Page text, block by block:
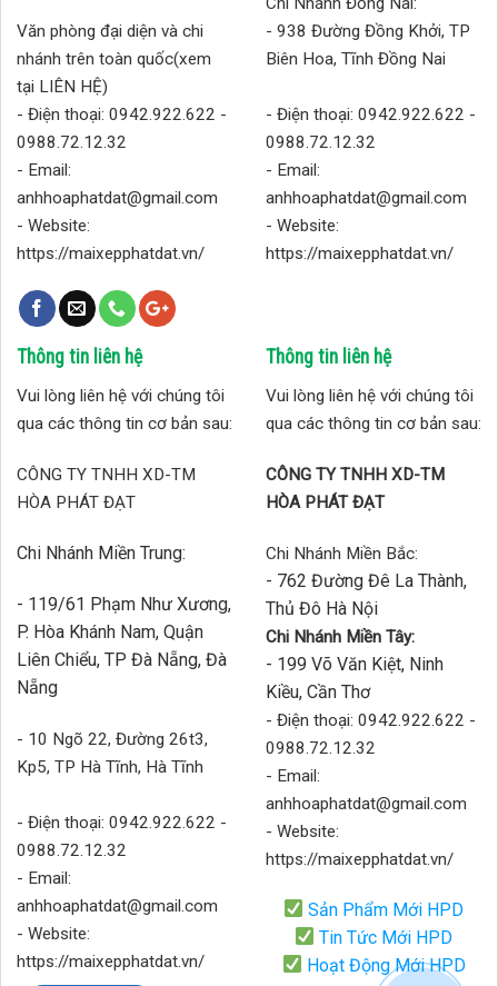
Văn phòng đại diện và chi
nhánh trên toàn quốc(xem
tại LIÊN HỆ)
- Điện thoại: 0942.922.622 -
0988.72.12.32
- Email:
anhhoaphatdat@gmail.com
- Website:
https://maixepphatdat.vn/
- 938 Đường Đồng Khởi, TP
Biên Hoa, Tĩnh Đồng Nai
- Điện thoại: 0942.922.622 -
0988.72.12.32
- Email:
anhhoaphatdat@gmail.com
- Website:
https://maixepphatdat.vn/
Thông tin liên hệ
Vui lòng liên hệ với chúng tôi
qua các thông tin cơ bản sau:
CÔNG TY TNHH XD-TM
HÒA PHÁT ĐẠT
Chi Nhánh Miền Trung:
- 119/61 Phạm Như Xương,
P. Hòa Khánh Nam, Quận
Liên Chiểu, TP Đà Nẵng, Đà
Nẵng
- 10 Ngõ 22, Đường 26t3,
Kp5, TP Hà Tĩnh, Hà Tĩnh
- Điện thoại: 0942.922.622 -
0988.72.12.32
- Email:
anhhoaphatdat@gmail.com
- Website:
https://maixepphatdat.vn/
Thông tin liên hệ
Vui lòng liên hệ với chúng tôi
qua các thông tin cơ bản sau:
CÔNG TY TNHH XD-TM
HÒA PHÁT ĐẠT
Chi Nhánh Miền Bắc:
- 762 Đường Đê La Thành,
Thủ Đô Hà Nội
Chi Nhánh Miền Tây:
- 199 Võ Văn Kiệt, Ninh
Kiều, Cần Thơ
- Điện thoại: 0942.922.622 -
0988.72.12.32
- Email:
anhhoaphatdat@gmail.com
- Website:
https://maixepphatdat.vn/
Sản Phẩm Mới HPD
Tin Tức Mới HPD
Hoạt Động Mới HPD